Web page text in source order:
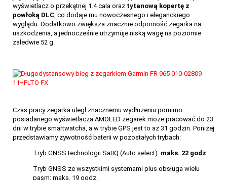
wyświetlacz o przekątnej 1.4 cala oraz tytanową kopertę z
powłoką DLC , co dodaje mu nowoczesnego i eleganckiego
wyglądu. Dodatkowo zwiększa znacznie odporność zegarka na
uszkodzenia, a jednocześnie utrzymuje niską wagę na poziomie
zaledwie 52 g.
Czas pracy zegarka uległ znacznemu wydłużeniu pomimo
posiadanego wyświetlacza AMOLED zegarek może pracować do 23
dni w trybie smartwatcha, a w trybie GPS jest to aż 31 godzin. Poniżej
przedstawiamy żywotność baterii w pozostałych trybach:
Tryb GNSS technologii SatIQ (Auto select): maks. 22 godz
Tryb GNSS ze wszystkimi systemami plus obsługa wielu
pasm: maks. 19 godz.